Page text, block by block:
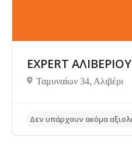
EXPERT ΑΛΙΒΕΡΙΟΥ
Ταμυναίων 34, Αλιβέρι